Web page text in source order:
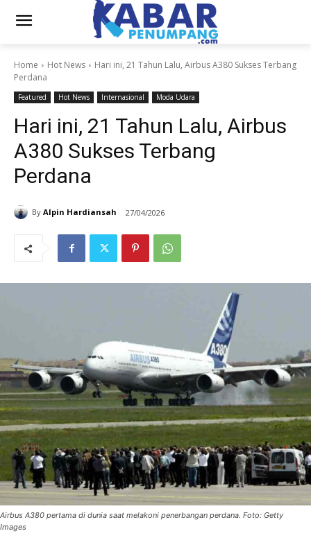
Home Hot News
Hari ini, 21 Tahun Lalu, Airbus A380 Sukses Terbang
Perdana
Featured Hot News Internasional Moda Udara
Hari ini, 21 Tahun Lalu, Airbus
A380 Sukses Terbang
Perdana
By Alpin Hardiansah 27/04/2026
Airbus A380 pertama di dunia saat melakoni penerbangan perdana. Foto: Getty
Images